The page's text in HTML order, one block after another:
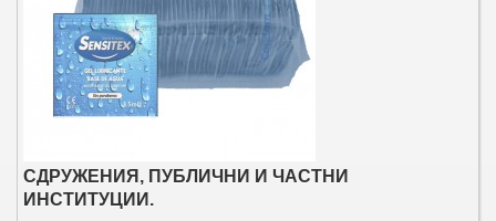
СДРУЖЕНИЯ, ПУБЛИЧНИ И ЧАСТНИ
ИНСТИТУЦИИ.